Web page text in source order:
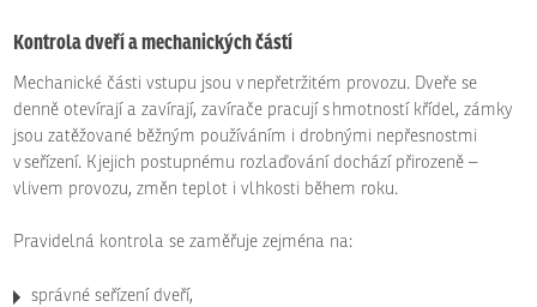
Kontrola dveří a mechanických částí
Mechanické části vstupu jsou v nepřetržitém provozu. Dveře se
denně otevírají a zavírají, zavírače pracují s hmotností křídel, zámky
jsou zatěžované běžným používáním i drobnými nepřesnostmi
v seřízení. K jejich postupnému rozlaďování dochází přirozeně –
vlivem provozu, změn teplot i vlhkosti během roku.
Pravidelná kontrola se zaměřuje zejména na:
správné seřízení dveří,